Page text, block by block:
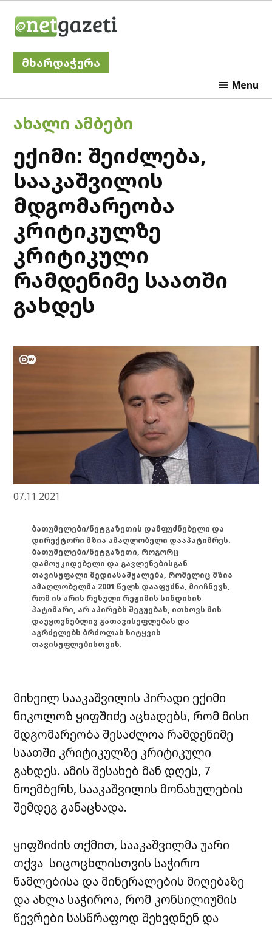
მხარდაჭერა
Menu
POSTED
ᲐᲮᲐᲚᲘ ᲐᲛᲑᲔᲑᲘ
ექიმი: შეიძლება,
სააკაშვილის
მდგომარეობა
კრიტიკულზე
კრიტიკული
რამდენიმე საათში
გახდეს
07.11.2021
ბათუმელები/ნეტგაზეთის დამფუძნებელი და
დირექტორი მზია ამაღლობელი დააპატიმრეს.
ბათუმელები/ნეტგაზეთი, როგორც
დამოუკიდებელი და გავლენებისგან
თავისუფალი მედიასაშუალება, რომელიც მზია
ამაღლობელმა 2001 წელს დააფუძნა, მიიჩნევს,
რომ ის არის რუსული რეჟიმის სინდისის
პატიმარი, არ აპირებს შეგუებას, ითხოვს მის
დაუყოვნებლივ გათავისუფლებას და
აგრძელებს ბრძოლას სიტყვის
თავისუფლებისთვის.
მიხეილ სააკაშვილის პირადი ექიმი
ნიკოლოზ ყიფშიძე აცხადებს, რომ მისი
მდგომარეობა შესაძლოა რამდენიმე
საათში კრიტიკულზე კრიტიკული
გახდეს. ამის შესახებ მან დღეს, 7
ნოემბერს, სააკაშვილის მონახულების
შემდეგ განაცხადა.
ყიფშიძის თქმით, სააკაშვილმა უარი
თქვა სიცოცხლისთვის საჭირო
წამლებისა და მინერალების მიღებაზე
და ახლა საჭიროა, რომ კონსილიუმის
წევრები სასწრაფოდ შეხვდნენ და